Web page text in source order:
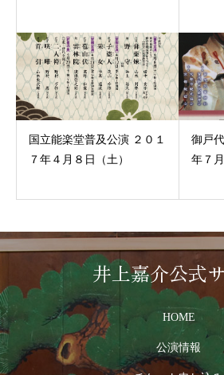
国立能楽堂普及公演 ２０１
７年４月８日（土）
御戸
年７
井上嘉介公式
HOME
公演情報